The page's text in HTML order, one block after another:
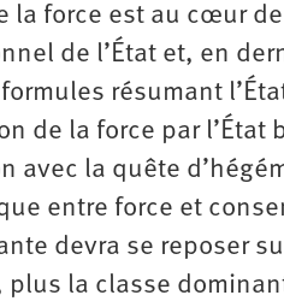
la force est au cœur
de l’État et, en
résumant
de la force par
avec la quête
entre force et
devra se reposer
plus la classe